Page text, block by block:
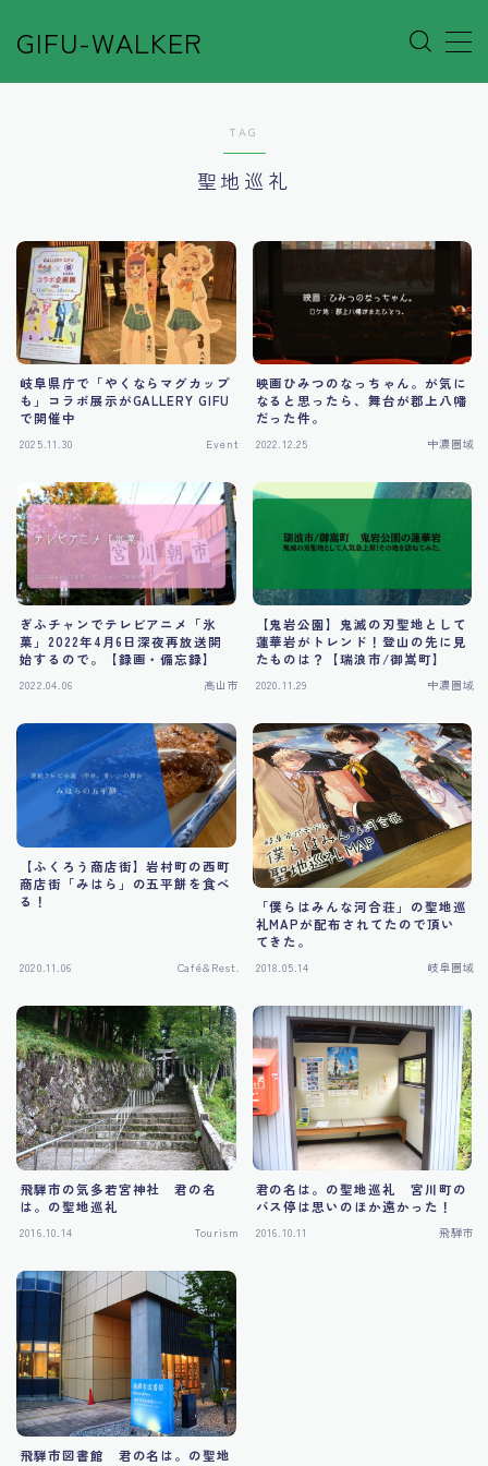
GIFU-WALKER
MENU
Event
Go out
Others
Tourism
TAG
聖地巡礼
岐阜県庁で「やくならマグカップ
も」コラボ展示がGALLERY GIFU
で開催中
2025.11.30 Event
映画ひみつのなっちゃん。が気に
なると思ったら、舞台が郡上八幡
だった件。
2022.12.25 中濃圏域
ぎふチャンでテレビアニメ「氷
菓」2022年4月6日深夜再放送開
始するので。【録画・備忘録】
2022.04.06 高山市
【鬼岩公園】鬼滅の刃聖地として
蓮華岩がトレンド！登山の先に見
たものは？【瑞浪市/御嵩町】
2020.11.29 中濃圏域
【ふくろう商店街】岩村町の西町
商店街「みはら」の五平餅を食べ
る！
2020.11.06 Café&Rest.
「僕らはみんな河合荘」の聖地巡
礼MAPが配布されてたので頂い
てきた。
2018.05.14 岐阜圏域
飛騨市の気多若宮神社 君の名
は。の聖地巡礼
2016.10.14 Tourism
君の名は。の聖地巡礼 宮川町の
バス停は思いのほか遠かった！
2016.10.11 飛騨市
飛騨市図書館 君の名は。の聖地